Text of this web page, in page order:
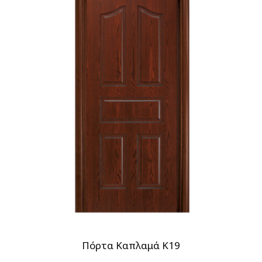
Πόρτα Καπλαμά Κ19